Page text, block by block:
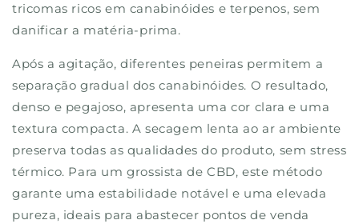
tricomas ricos em canabinóides e terpenos, sem
danificar a matéria-prima.
Após a agitação, diferentes peneiras permitem a
separação gradual dos canabinóides. O resultado,
denso e pegajoso, apresenta uma cor clara e uma
textura compacta. A secagem lenta ao ar ambiente
preserva todas as qualidades do produto, sem stress
térmico. Para um grossista de CBD, este método
garante uma estabilidade notável e uma elevada
pureza, ideais para abastecer pontos de venda